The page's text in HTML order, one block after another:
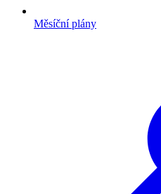
Měsíční plány